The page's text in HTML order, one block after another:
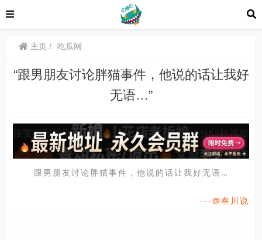
主页 吃瓜网
“​跟男朋友讨论胖猫事件，他说的话让我好
无语…”
跟男朋友讨论胖猫事件，他说的话让我好无语…
---@叁川说